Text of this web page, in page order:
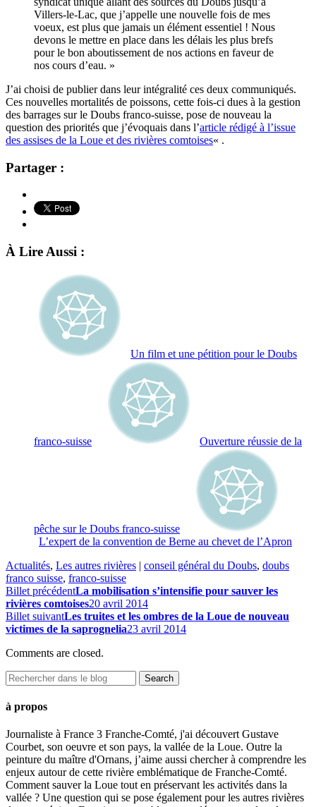
Villers-le-Lac, que j’appelle une nouvelle fois de mes
voeux, est plus que jamais un élément essentiel ! Nous
devons le mettre en place dans les délais les plus brefs
pour le bon aboutissement de nos actions en faveur de
nos cours d’eau. »
J’ai choisi de publier dans leur intégralité ces deux communiqués.
Ces nouvelles mortalités de poissons, cette fois-ci dues à la gestion
des barrages sur le Doubs franco-suisse, pose de nouveau la
question des priorités que j’évoquais dans l’article rédigé à l’issue
des assises de la Loue et des rivières comtoises« .
Partager :
À Lire Aussi :
Un film et une pétition pour le Doubs
franco-suisse Ouverture réussie de la
pêche sur le Doubs franco-suisse
L’expert de la convention de Berne au chevet de l’Apron
Actualités, Les autres rivières | conseil général du Doubs, doubs
franco suisse, franco-suisse
Billet précédentLa mobilisation s’intensifie pour sauver les
rivières comtoises20 avril 2014
Billet suivantLes truites et les ombres de la Loue de nouveau
victimes de la saprognelia23 avril 2014
Comments are closed.
à propos
Journaliste à France 3 Franche-Comté, j'ai découvert Gustave
Courbet, son oeuvre et son pays, la vallée de la Loue. Outre la
peinture du maître d'Ornans, j’aime aussi chercher à comprendre les
enjeux autour de cette rivière emblématique de Franche-Comté.
Comment sauver la Loue tout en préservant les activités dans la
vallée ? Une question qui se pose également pour les autres rivières